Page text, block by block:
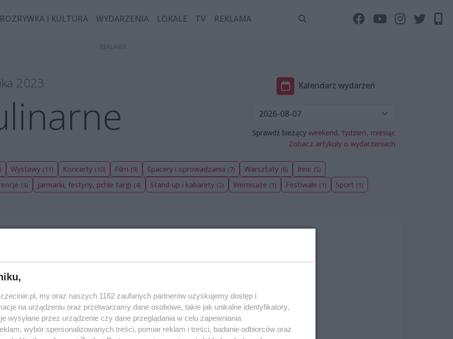
ROZRYWKA I KULTURA WYDARZENIA LOKALE TV REKLAMA
2023 Kalendarz wydarzeń
Sprawdź bieżący weekend, tydzień, miesiąc
Zobacz artykuły o wydarzeniach
Wystawy (11) Koncerty (10) Film (9) Spacery i oprowadzania (7) Warsztaty (6) Inne (5)
(4) Jarmarki, festyny, pchle targi (4) Stand-up i kabarety (2) Wernisaże (1) Festiwale (1) Sport (1)
- spróbujzmienić kategorię
my oraz naszych 1162 zaufanych partnerów uzyskujemy dostęp i
na urządzeniu oraz przetwarzamy dane osobowe, takie jak unikalne identyfikatory,
wysyłane przez urządzenie czy dane przeglądania w celu zapewniania
wybór spersonalizowanych treści, pomiar reklam i treści, badanie odbiorców oraz